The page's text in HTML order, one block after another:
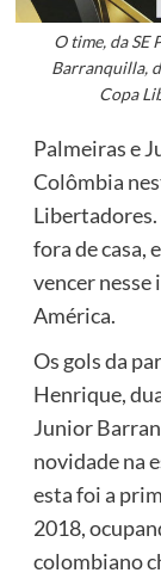
O time, da SE
Barranquilla,
Copa
Palmeiras e
Colômbia
Libertadores.
fora de casa,
vencer nesse
América.
Os gols da
Henrique,
Junior
novidade na
esta foi a
2018,
colombiano